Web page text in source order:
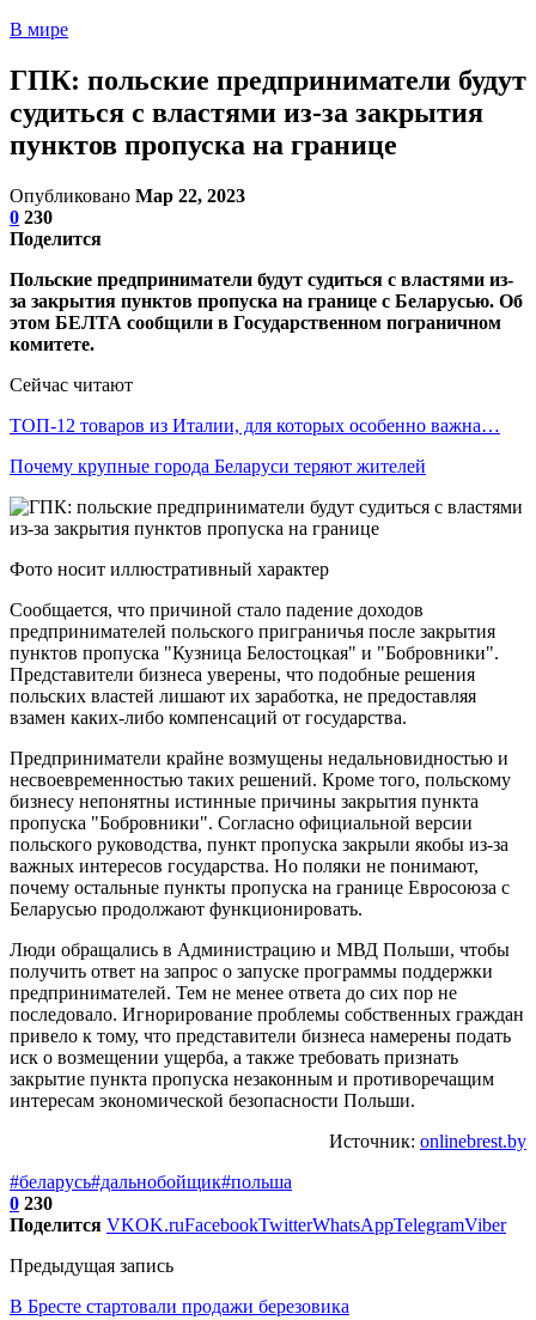
В мире
ГПК: польские предприниматели будут
судиться с властями из-за закрытия
пунктов пропуска на границе
Опубликовано Мар 22, 2023
0 230
Поделится
Польские предприниматели будут судиться с властями из-
за закрытия пунктов пропуска на границе с Беларусью. Об
этом БЕЛТА сообщили в Государственном пограничном
комитете.
Сейчас читают
ТОП-12 товаров из Италии, для которых особенно важна…
Почему крупные города Беларуси теряют жителей
Фото носит иллюстративный характер
Сообщается, что причиной стало падение доходов
предпринимателей польского приграничья после закрытия
пунктов пропуска "Кузница Белостоцкая" и "Бобровники".
Представители бизнеса уверены, что подобные решения
польских властей лишают их заработка, не предоставляя
взамен каких-либо компенсаций от государства.
Предприниматели крайне возмущены недальновидностью и
несвоевременностью таких решений. Кроме того, польскому
бизнесу непонятны истинные причины закрытия пункта
пропуска "Бобровники". Согласно официальной версии
польского руководства, пункт пропуска закрыли якобы из-за
важных интересов государства. Но поляки не понимают,
почему остальные пункты пропуска на границе Евросоюза с
Беларусью продолжают функционировать.
Люди обращались в Администрацию и МВД Польши, чтобы
получить ответ на запрос о запуске программы поддержки
предпринимателей. Тем не менее ответа до сих пор не
последовало. Игнорирование проблемы собственных граждан
привело к тому, что представители бизнеса намерены подать
иск о возмещении ущерба, а также требовать признать
закрытие пункта пропуска незаконным и противоречащим
интересам экономической безопасности Польши.
Источник: onlinebrest.by
#беларусь#дальнобойщик#польша
0 230
Поделится VKOK.ruFacebookTwitterWhatsAppTelegramViber
Предыдущая запись
В Бресте стартовали продажи березовика